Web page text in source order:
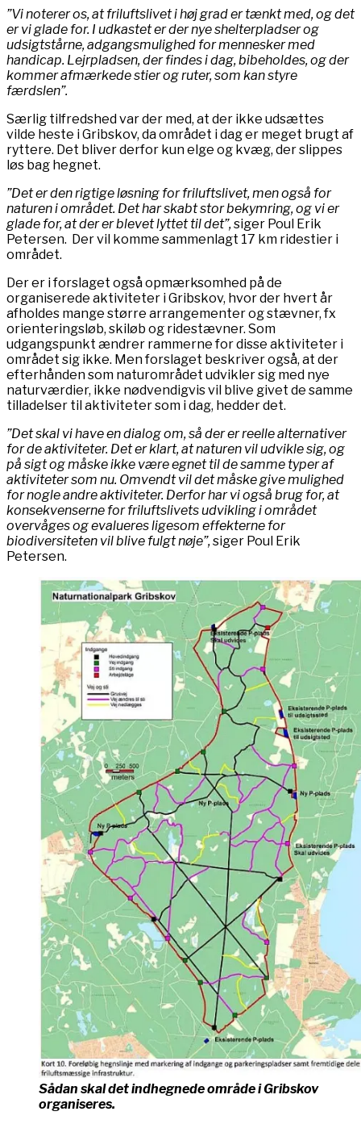
”Vi noterer os, at friluftslivet i høj grad er tænkt med, og det
er vi glade for. I udkastet er der nye shelterpladser og
udsigtstårne, adgangsmulighed for mennesker med
handicap. Lejrpladsen, der findes i dag, bibeholdes, og der
kommer afmærkede stier og ruter, som kan styre
færdslen”.
Særlig tilfredshed var der med, at der ikke udsættes
vilde heste i Gribskov, da området i dag er meget brugt af
ryttere. Det bliver derfor kun elge og kvæg, der slippes
løs bag hegnet.
”Det er den rigtige løsning for friluftslivet, men også for
naturen i området. Det har skabt stor bekymring, og vi er
glade for, at der er blevet lyttet til det”,siger Poul Erik
Petersen. Der vil komme sammenlagt 17 km ridestier i
området.
Der er i forslaget også opmærksomhed på de
organiserede aktiviteter i Gribskov, hvor der hvert år
afholdes mange større arrangementer og stævner, fx
orienteringsløb, skiløb og ridestævner. Som
udgangspunkt ændrer rammerne for disse aktiviteter i
området sig ikke. Men forslaget beskriver også, at der
efterhånden som naturområdet udvikler sig med nye
naturværdier, ikke nødvendigvis vil blive givet de samme
tilladelser til aktiviteter som i dag, hedder det.
”Det skal vi have en dialog om, så der er reelle alternativer
for de aktiviteter. Det er klart, at naturen vil udvikle sig, og
på sigt og måske ikke være egnet til de samme typer af
aktiviteter som nu. Omvendt vil det måske give mulighed
for nogle andre aktiviteter. Derfor har vi også brug for, at
konsekvenserne for friluftslivets udvikling i området
overvåges og evalueres ligesom effekterne for
biodiversiteten vil blive fulgt nøje”,siger Poul Erik
Petersen.
Sådan skal det indhegnede område i Gribskov
organiseres.